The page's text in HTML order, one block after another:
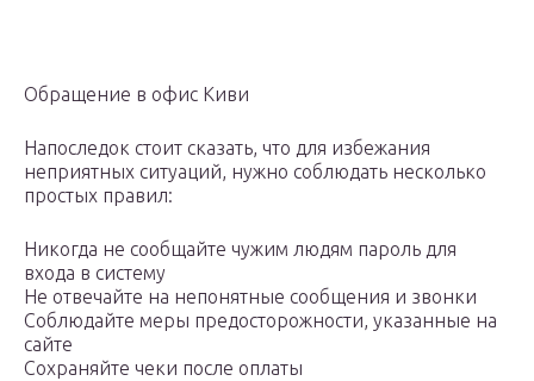
Обращение в офис Киви
Напоследок стоит сказать, что для избежания
неприятных ситуаций, нужно соблюдать несколько
простых правил:
Никогда не сообщайте чужим людям пароль для
входа в систему
Не отвечайте на непонятные сообщения и звонки
Соблюдайте меры предосторожности, указанные на
сайте
Сохраняйте чеки после оплаты